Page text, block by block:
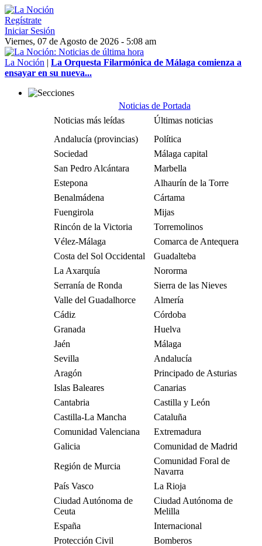
Regístrate
Iniciar Sesión
Viernes, 07 de Agosto de 2026 - 5:08 am
La Noción | La Orquesta Filarmónica de Málaga comienza a
ensayar en su nueva...
Noticias de Portada
Noticias más leídas
Últimas noticias
Andalucía (provincias)
Política
Sociedad
Málaga capital
San Pedro Alcántara
Marbella
Estepona
Alhaurín de la Torre
Benalmádena
Cártama
Fuengirola
Mijas
Rincón de la Victoria
Torremolinos
Vélez-Málaga
Comarca de Antequera
Costa del Sol Occidental
Guadalteba
La Axarquía
Nororma
Serranía de Ronda
Sierra de las Nieves
Valle del Guadalhorce
Almería
Cádiz
Córdoba
Granada
Huelva
Jaén
Málaga
Sevilla
Andalucía
Aragón
Principado de Asturias
Islas Baleares
Canarias
Cantabria
Castilla y León
Castilla-La Mancha
Cataluña
Comunidad Valenciana
Extremadura
Galicia
Comunidad de Madrid
Región de Murcia
Comunidad Foral de
Navarra
País Vasco
La Rioja
Ciudad Autónoma de
Ceuta
Ciudad Autónoma de
Melilla
España
Internacional
Protección Civil
Bomberos